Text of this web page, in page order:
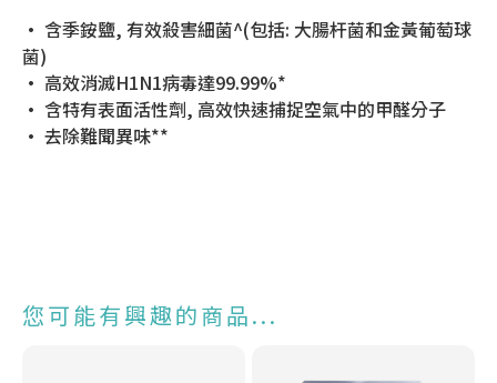
• 含季銨鹽, 有效殺害細菌^(包括: 大腸杆菌和金黃葡萄球
菌)
• 高效消滅H1N1病毒達99.99%*
• 含特有表面活性劑, 高效快速捕捉空氣中的甲醛分子
• 去除難聞異味**
您可能有興趣的商品...